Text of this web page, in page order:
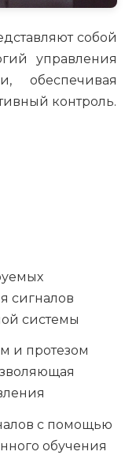
собой
управления
обеспечивая
контроль.
сигналов
системы
и протезом
с помощью
обучения